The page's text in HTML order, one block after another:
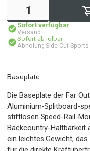
Sofort verfügbar
Versand
Sofort abholbar
Abholung Side Cut Sports
Baseplate
Die Baseplate der Far
Aluminium-Splitboard-
stiftlosen Speed-Rail-
Backcountry-Haltbarkeit
ein leichtes Gewicht,